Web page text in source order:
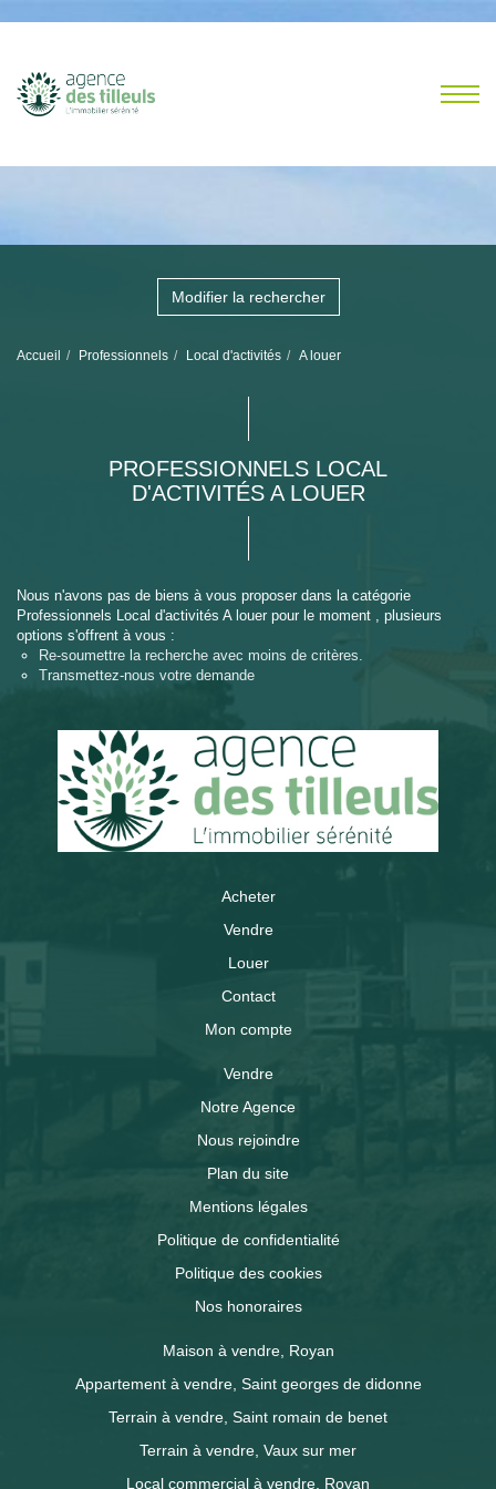
Modifier la rechercher
Accueil Professionnels Local d'activités A louer
PROFESSIONNELS LOCAL
D'ACTIVITÉS A LOUER
Nous n'avons pas de biens à vous proposer dans la catégorie
Professionnels Local d'activités A louer pour le moment , plusieurs
options s'offrent à vous :
Re-soumettre la recherche avec moins de critères.
Transmettez-nous votre demande
Acheter
Vendre
Louer
Contact
Mon compte
Vendre
Notre Agence
Nous rejoindre
Plan du site
Mentions légales
Politique de confidentialité
Politique des cookies
Nos honoraires
Maison à vendre, Royan
Appartement à vendre, Saint georges de didonne
Terrain à vendre, Saint romain de benet
Terrain à vendre, Vaux sur mer
Local commercial à vendre, Royan